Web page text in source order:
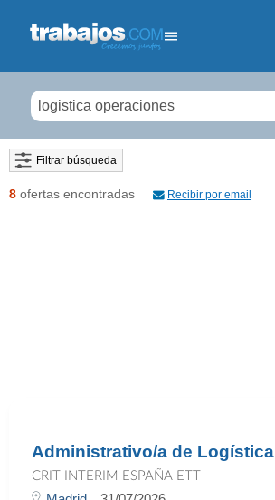
Filtrar búsqueda
8 ofertas encontradas Recibir por email
Administrativo/a de Logística
CRIT INTERIM ESPAÑA ETT